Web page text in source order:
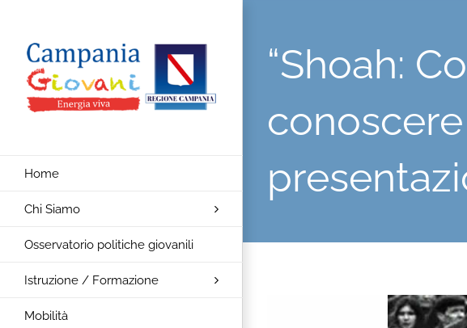
contenuto
Home
Chi Siamo
Osservatorio politiche giovanili
Istruzione / Formazione
Mobilità
“Shoah: